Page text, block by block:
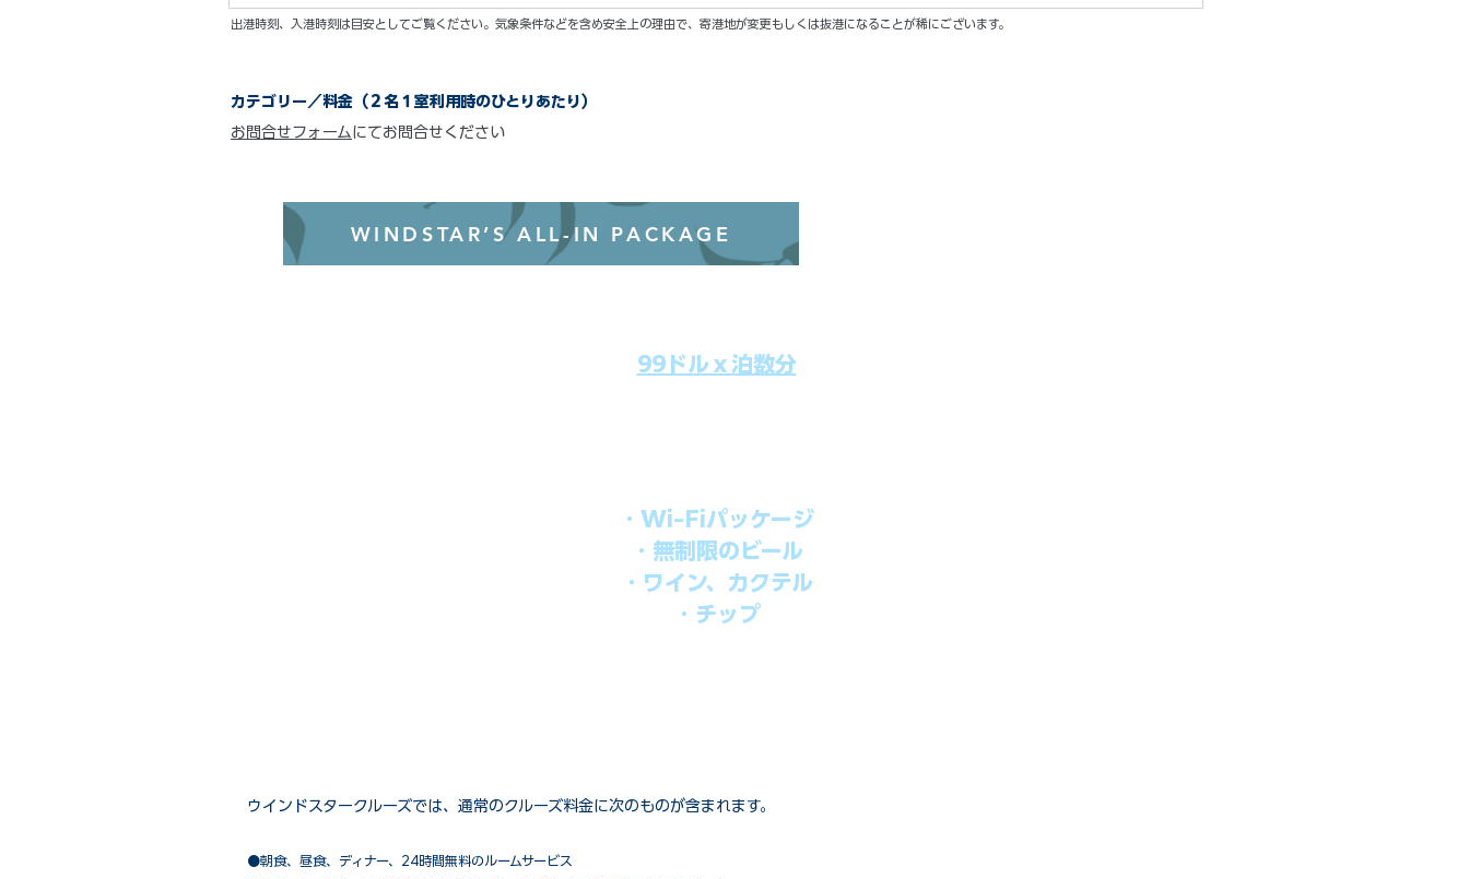
​出港時刻、入港時刻は目安としてご覧ください。気象条件などを含め安全上の理由で、寄港地が変更もしくは抜港になることが稀にございます。
カテゴリー／料金（２名１室利用時のひとりあたり）
お問合せフォームにてお問合せください
WINDSTAR’S ALL-IN PACKAGE
99ドルｘ泊数分
・Wi-Fiパッケージ
・無制限のビール
・ワイン、カクテル
・チップ
ウインドスタークルーズでは、通常のクルーズ料金に次のものが含まれます。
●朝食、昼食、ディナー、24時間無料のルームサービス